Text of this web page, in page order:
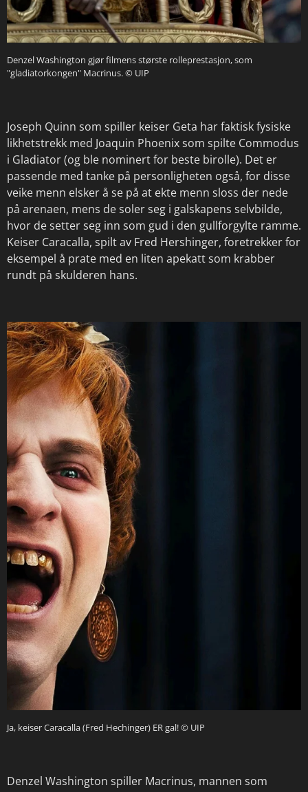
Denzel Washington gjør filmens største rolleprestasjon, som
"gladiatorkongen" Macrinus.© UIP
Joseph Quinn som spiller keiser Geta har faktisk fysiske
likhetstrekk med Joaquin Phoenix som spilte Commodus
i Gladiator (og ble nominert for beste birolle). Det er
passende med tanke på personligheten også, for disse
veike menn elsker å se på at ekte menn sloss der nede
på arenaen, mens de soler seg i galskapens selvbilde,
hvor de setter seg inn som gud i den gullforgylte ramme.
Keiser Caracalla, spilt av Fred Hershinger, foretrekker for
eksempel å prate med en liten apekatt som krabber
rundt på skulderen hans.
Ja, keiser Caracalla (Fred Hechinger) ER gal!© UIP
Denzel Washington spiller Macrinus, mannen som